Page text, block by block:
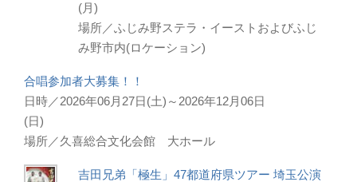
(月)
場所／ふじみ野ステラ・イーストおよびふじ
み野市内(ロケーション)
合唱参加者大募集！！
日時／2026年06月27日(土)～2026年12月06日
(日)
場所／久喜総合文化会館 大ホール
吉田兄弟「極生」47都道府県ツアー 埼玉公演